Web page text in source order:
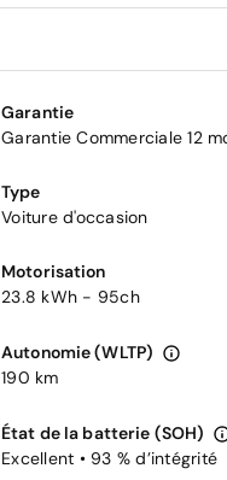
Garantie
Garantie Commerciale 12
Type
Voiture d'occasion
Motorisation
23.8 kWh - 95ch
Autonomie (WLTP)
190 km
État de la batterie (SOH)
Excellent • 93 % d’intégrité